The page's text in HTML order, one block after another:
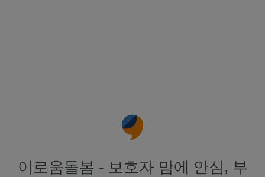
이로움돌봄 - 보호자 맘에 안심, 부